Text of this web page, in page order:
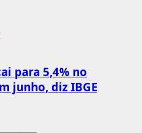
para 5,4% no
junho, diz IBGE